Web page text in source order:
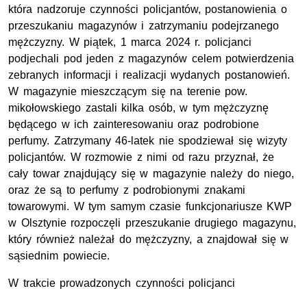
która nadzoruje czynności policjantów, postanowienia o
przeszukaniu magazynów i zatrzymaniu podejrzanego
mężczyzny. W piątek, 1 marca 2024 r. policjanci
podjechali pod jeden z magazynów celem potwierdzenia
zebranych informacji i realizacji wydanych postanowień.
W magazynie mieszczącym się na terenie pow.
mikołowskiego zastali kilka osób, w tym mężczyznę
będącego w ich zainteresowaniu oraz podrobione
perfumy. Zatrzymany 46-latek nie spodziewał się wizyty
policjantów. W rozmowie z nimi od razu przyznał, że
cały towar znajdujący się w magazynie należy do niego,
oraz że są to perfumy z podrobionymi znakami
towarowymi. W tym samym czasie funkcjonariusze KWP
w Olsztynie rozpoczęli przeszukanie drugiego magazynu,
który również należał do mężczyzny, a znajdował się w
sąsiednim powiecie.
W trakcie prowadzonych czynności policjanci